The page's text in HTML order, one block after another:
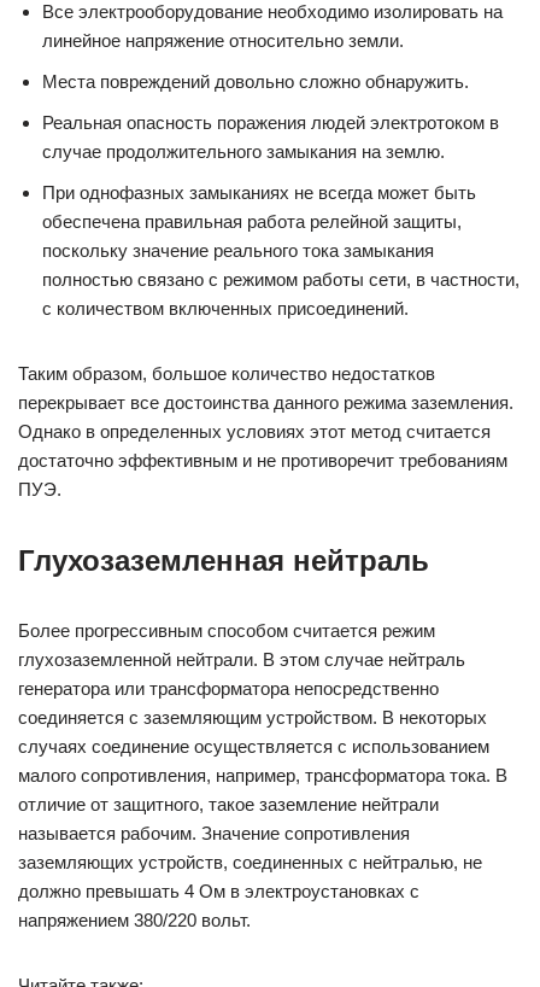
Все электрооборудование необходимо изолировать на
линейное напряжение относительно земли.
Места повреждений довольно сложно обнаружить.
Реальная опасность поражения людей электротоком в
случае продолжительного замыкания на землю.
При однофазных замыканиях не всегда может быть
обеспечена правильная работа релейной защиты,
поскольку значение реального тока замыкания
полностью связано с режимом работы сети, в частности,
с количеством включенных присоединений.
Таким образом, большое количество недостатков
перекрывает все достоинства данного режима заземления.
Однако в определенных условиях этот метод считается
достаточно эффективным и не противоречит требованиям
ПУЭ.
Глухозаземленная нейтраль
Более прогрессивным способом считается режим
глухозаземленной нейтрали. В этом случае нейтраль
генератора или трансформатора непосредственно
соединяется с заземляющим устройством. В некоторых
случаях соединение осуществляется с использованием
малого сопротивления, например, трансформатора тока. В
отличие от защитного, такое заземление нейтрали
называется рабочим. Значение сопротивления
заземляющих устройств, соединенных с нейтралью, не
должно превышать 4 Ом в электроустановках с
напряжением 380/220 вольт.